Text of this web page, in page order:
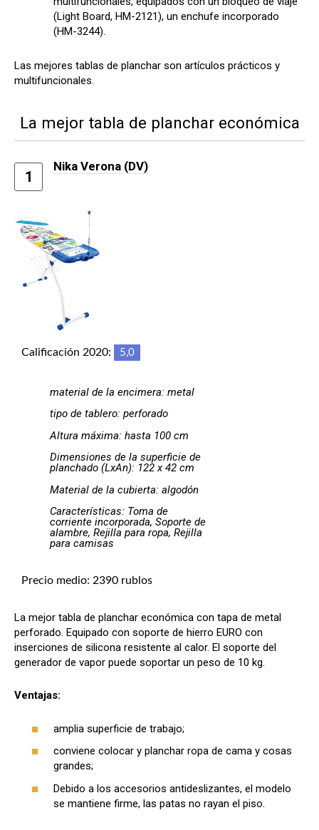
(Light Board, HM-2121), un enchufe incorporado
(HM-3244).
Las mejores tablas de planchar son artículos prácticos y
multifuncionales.
La mejor tabla de planchar económica
1
Nika Verona (DV)
Calificación 2020: 5,0
material de la encimera: metal
tipo de tablero: perforado
Altura máxima: hasta 100 cm
Dimensiones de la superficie de
planchado (LxAn): 122 x 42 cm
Material de la cubierta: algodón
Características: Toma de
corriente incorporada, Soporte de
alambre, Rejilla para ropa, Rejilla
para camisas
Precio medio: 2390 rublos
La mejor tabla de planchar económica con tapa de metal
perforado. Equipado con soporte de hierro EURO con
inserciones de silicona resistente al calor. El soporte del
generador de vapor puede soportar un peso de 10 kg.
Ventajas:
amplia superficie de trabajo;
conviene colocar y planchar ropa de cama y cosas
grandes;
Debido a los accesorios antideslizantes, el modelo
se mantiene firme, las patas no rayan el piso.